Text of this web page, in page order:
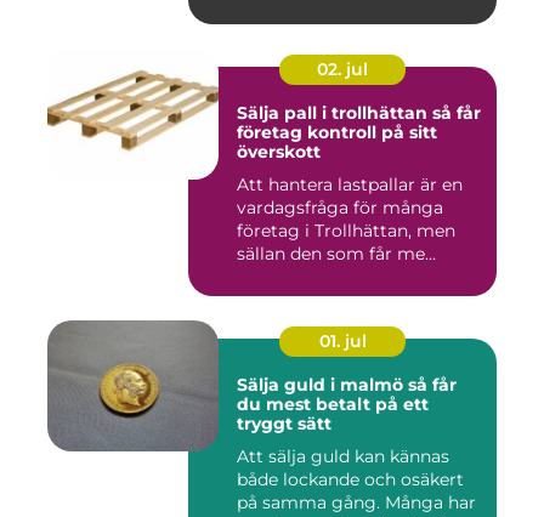
02. jul
Sälja pall i trollhättan så får
företag kontroll på sitt
överskott
Att hantera lastpallar är en
vardagsfråga för många
företag i Trollhättan, men
sällan den som får me...
01. jul
Sälja guld i malmö så får
du mest betalt på ett
tryggt sätt
Att sälja guld kan kännas
både lockande och osäkert
på samma gång. Många har